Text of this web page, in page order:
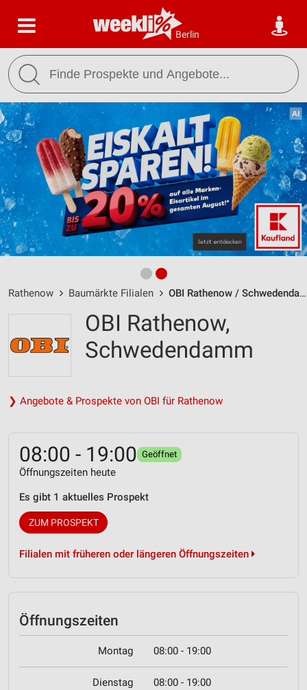
Berlin
Rathenow Baumärkte Filialen OBI Rathenow / Schwedendamm - Öffnungszeiten & Adresse
OBI Rathenow,
Schwedendamm
❯ Angebote & Prospekte von OBI für Rathenow
08:00 - 19:00 Geöffnet
Öffnungszeiten heute
Es gibt 1 aktuelles Prospekt
ZUM PROSPEKT
Filialen mit früheren oder längeren Öffnungszeiten
Öffnungszeiten
Montag 08:00 - 19:00
Dienstag 08:00 - 19:00